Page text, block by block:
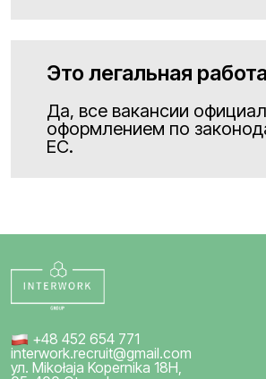
Это легальная
Да, все вакансии
оформлением по
ЕС.
+48 452 654 771
interwork.recruit@gmail.com
ул. Mikołaja Kopernika 18H,